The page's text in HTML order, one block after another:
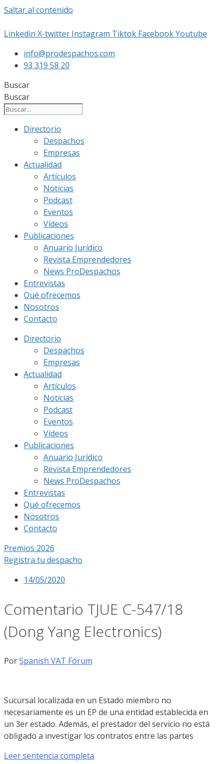
Saltar al contenido
Linkedin X-twitter Instagram Tiktok FacebookYoutube
info@prodespachos.com
93 319 58 20
Buscar
Buscar
Directorio
Despachos
Empresas
Actualidad
Artículos
Noticias
Podcast
Eventos
Vídeos
Publicaciones
Anuario Jurídico
Revista Emprendedores
News ProDespachos
Entrevistas
Qué ofrecemos
Nosotros
Contacto
Directorio
Despachos
Empresas
Actualidad
Artículos
Noticias
Podcast
Eventos
Vídeos
Publicaciones
Anuario Jurídico
Revista Emprendedores
News ProDespachos
Entrevistas
Qué ofrecemos
Nosotros
Contacto
Premios 2026
Registra tu despacho
14/05/2020
Comentario TJUE C-547/18
(Dong Yang Electronics)
PorSpanish VAT Fórum
Sucursal localizada en un Estado miembro no
necesariamente es un EP de una entidad establecida en
un 3er estado. Además, el prestador del servicio no está
obligado a investigar los contratos entre las partes
Leer sentencia completa